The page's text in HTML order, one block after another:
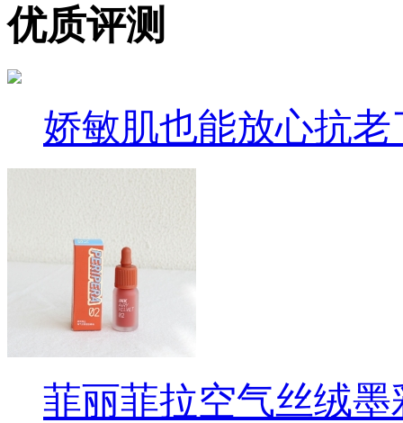
优质评测
娇敏肌也能放心抗老
菲丽菲拉空气丝绒